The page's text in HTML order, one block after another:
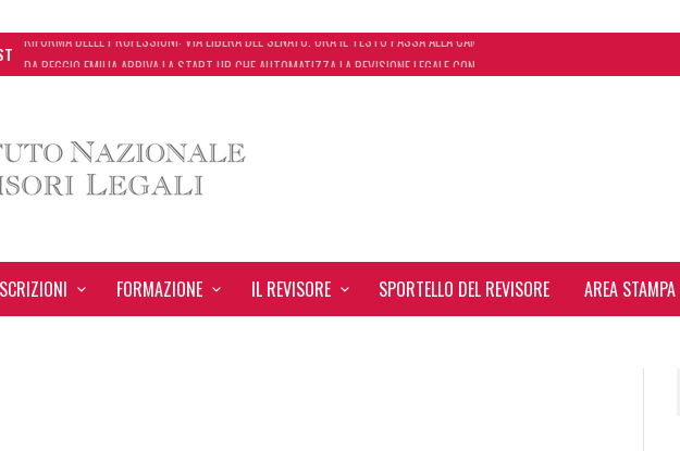
DA REGGIO EMILIA ARRIVA LA START UP CHE AUTOMATIZZA LA REVISIONE LEGALE CON L’USO DELL’INTELLIGENZA ARTIFICIALE
FORMAZIONE IL REVISORE SPORTELLO DEL REVISORE AREA STAMPA